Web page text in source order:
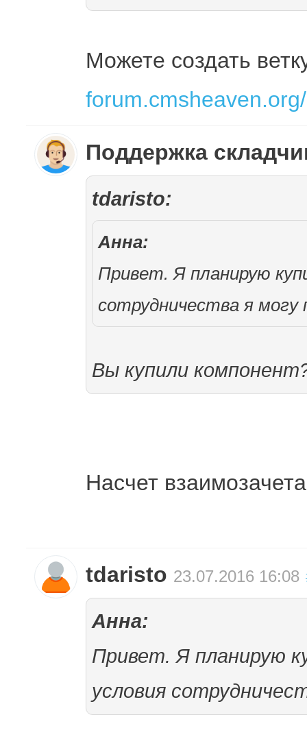
Можете создать
Поддержка
tdaristo:
Анна:
Привет. Я планирую
сотрудничества я
Вы купили
Насчет
tdaristo 23.07.2016 16:08
Анна:
Привет. Я планирую
условия